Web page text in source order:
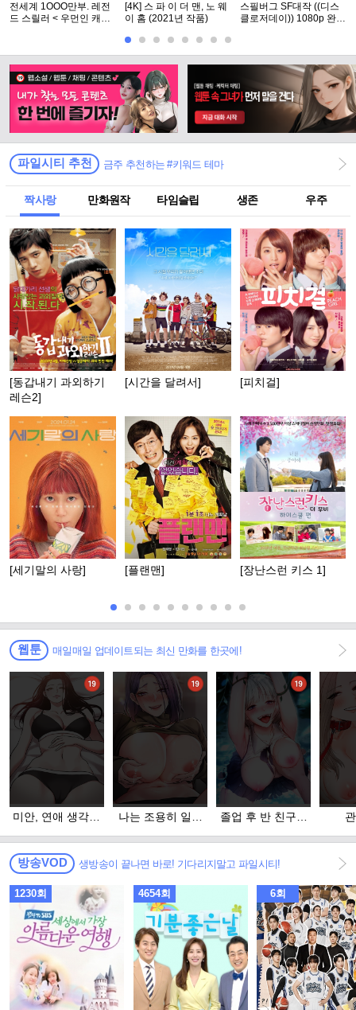
전세계 1OOO만부. 레전
드 스릴러 < 우먼인 캐빈
[4K] 스 파 이 더 맨, 노 웨
이 홈 (2021년 작품)
스필버그 SF대작 ((디스
클로저데이)) 1080p 완벽
파일시티 추천 금주 추천하는 #키워드 테마
짝사랑 만화원작 타임슬립 생존 우주
[동갑내기 과외하기
레슨2]
[시간을 달려서] [피치걸]
[세기말의 사랑] [플랜맨] [장난스런 키스 1]
웹툰 매일매일 업데이트되는 최신 만화를 한곳에!
미안, 연애 생각은
나는 조용히 일하
졸업 후 반 친구들
방송VOD 생방송이 끝나면 바로! 기다리지말고 파일시티!
1230회 4654회 6회